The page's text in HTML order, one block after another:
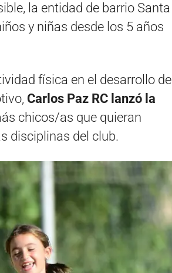
la entidad de barrio Santa
y niñas desde los 5 años
física en el desarrollo de
Carlos Paz RC lanzó la
chicos/as que quieran
disciplinas del club.